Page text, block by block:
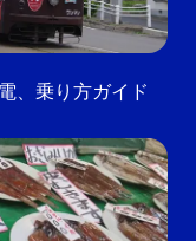
、乗り方ガイド